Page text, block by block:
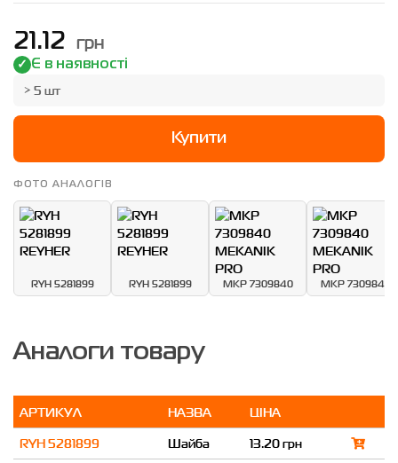
21.12 грн
Є в наявності
> 5 шт
Купити
ФОТО АНАЛОГІВ
RYH 5281899 RYH 5281899 MKP 7309840 MKP 7309840
Аналоги товару
АРТИКУЛ НАЗВА
ЦІНА
RYH 5281899
Шайба
13.20 грн